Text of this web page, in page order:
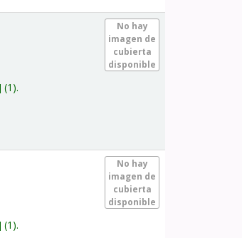
No hay
imagen de
cubierta
disponible
(1).
No hay
imagen de
cubierta
disponible
(1).